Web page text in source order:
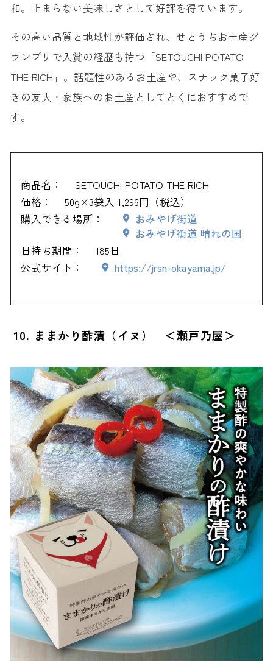
和。止まらない美味しさとして好評を得ています。
その高い品質と地域性が評価され、せとうちお土産グ
ランプリで入賞の経歴も持つ「SETOUCHI POTATO
THE RICH」。話題性のあるお土産や、スナック菓子好
きの友人・家族へのお土産としてとくにおすすめで
す。
商品名：
SETOUCHI POTATO THE RICH
価格：
50g×3袋入 1,296円（税込）
購入できる場所：
おみやげ街道
おみやげ街道 晴れの国
日持ち期間：
185日
公式サイト：
https://jrsn-okayama.jp/
10. ままかり酢漬（イヌ） ＜瀬戸乃屋＞